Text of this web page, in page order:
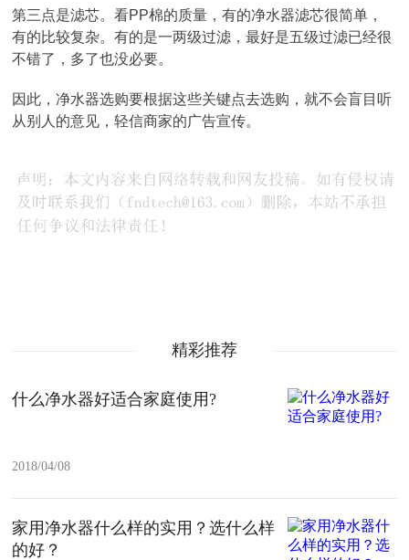
第三点是滤芯。看PP棉的质量，有的净水器滤芯很简单，
有的比较复杂。有的是一两级过滤，最好是五级过滤已经很
不错了，多了也没必要。
因此，净水器选购要根据这些关键点去选购，就不会盲目听
从别人的意见，轻信商家的广告宣传。
精彩推荐
什么净水器好适合家庭使用?
2018/04/08
家用净水器什么样的实用？选什么样
的好？